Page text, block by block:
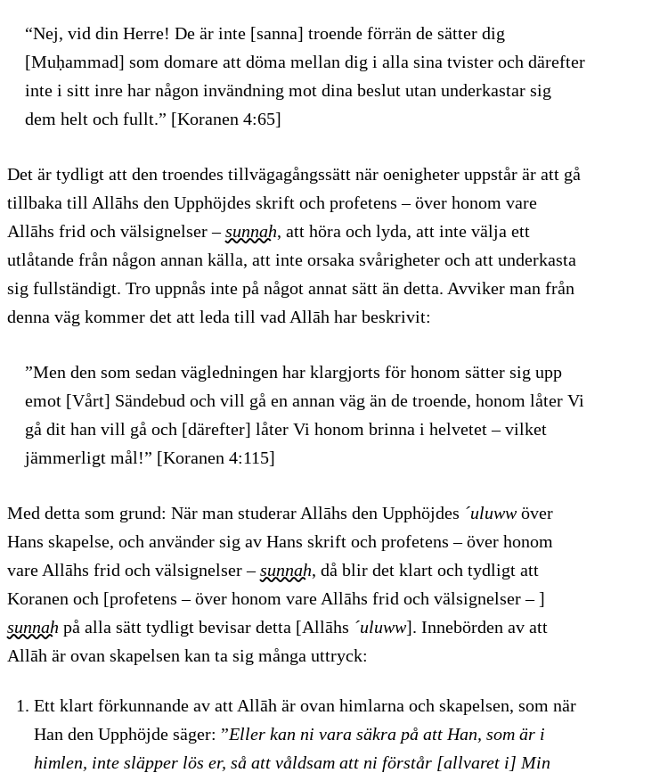
“Nej, vid din Herre! De är inte [sanna] troende förrän de sätter dig
[Muḥammad] som domare att döma mellan dig i alla sina tvister och därefter
inte i sitt inre har någon invändning mot dina beslut utan underkastar sig
dem helt och fullt.” [Koranen 4:65]
Det är tydligt att den troendes tillvägagångssätt när oenigheter uppstår är att gå
tillbaka till Allāhs den Upphöjdes skrift och profetens – över honom vare
Allāhs frid och välsignelser –sunnah, att höra och lyda, att inte välja ett
utlåtande från någon annan källa, att inte orsaka svårigheter och att underkasta
sig fullständigt. Tro uppnås inte på något annat sätt än detta. Avviker man från
denna väg kommer det att leda till vad Allāh har beskrivit:
”Men den som sedan vägledningen har klargjorts för honom sätter sig upp
emot [Vårt] Sändebud och vill gå en annan väg än de troende, honom låter Vi
gå dit han vill gå och [därefter] låter Vi honom brinna i helvetet – vilket
jämmerligt mål!” [Koranen 4:115]
Med detta som grund: När man studerar Allāhs den Upphöjdes ´uluwwöver
Hans skapelse, och använder sig av Hans skrift och profetens – över honom
vare Allāhs frid och välsignelser –sunnah, då blir det klart och tydligt att
Koranen och [profetens – över honom vare Allāhs frid och välsignelser – ]
sunnah på alla sätt tydligt bevisar detta [Allāhs ´uluww]. Innebörden av att
Allāh är ovan skapelsen kan ta sig många uttryck:
Ett klart förkunnande av att Allāh är ovan himlarna och skapelsen, som när
Han den Upphöjde säger: ”Eller kan ni vara säkra på att Han, som är i
himlen, inte släpper lös er, så att våldsam att ni förstår [allvaret i] Min